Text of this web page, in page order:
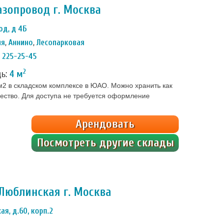
г. Москва
д 4Б
, Аннино, Лесопарковая
225-25-45
4 м2
в складском комплексе в ЮАО. Можно хранить как
Для доступа не требуется оформление
система персональных кодов. Внутри чисто,
установлена новейшая система охраны.
Арендовать
Посмотреть другие склады
г. Москва
д.60, корп.2